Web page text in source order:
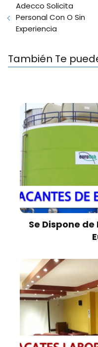
Adecco Solicita
Personal Con O Sin
Experiencia
También Te
Se Dispone